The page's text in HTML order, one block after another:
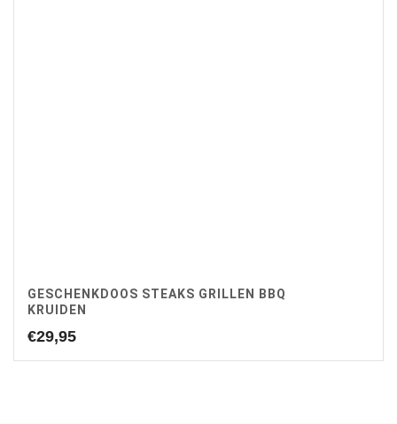
GESCHENKDOOS STEAKS GRILLEN BBQ
KRUIDEN
€29,95